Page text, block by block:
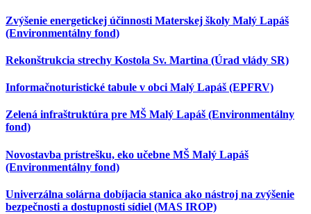
Zvýšenie energetickej účinnosti Materskej školy Malý Lapáš
(Environmentálny fond)
Rekonštrukcia strechy Kostola Sv. Martina (Úrad vlády SR)
Informačnoturistické tabule v obci Malý Lapáš (EPFRV)
Zelená infraštruktúra pre MŠ Malý Lapáš (Environmentálny
fond)
Novostavba prístrešku, eko učebne MŠ Malý Lapáš
(Environmentálny fond)
Univerzálna solárna dobíjacia stanica ako nástroj na zvýšenie
bezpečnosti a dostupnosti sídiel (MAS IROP)